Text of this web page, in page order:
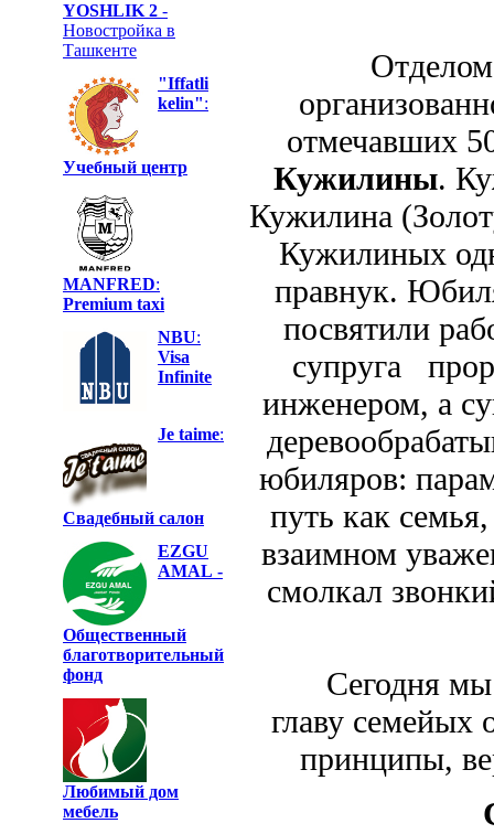
YOSHLIK 2 -
Новостройка в
Ташкенте
"Iffatli
kelin":
Учебный центр
MANFRED:
Premium taxi
NBU:
Visa
Infinite
Je taime:
Свадебный салон
EZGU
AMAL -
Общественный
благотворительный
фонд
Любимый дом
мебель
Отделом
отмечавших
Кужилины.
Кужилина
Кужилиных
правнук.
посвятили
супруга
инженером, а
юбиляров:
путь как
взаимном
смолкал
Сегодня мы
главу семейых
принципы,